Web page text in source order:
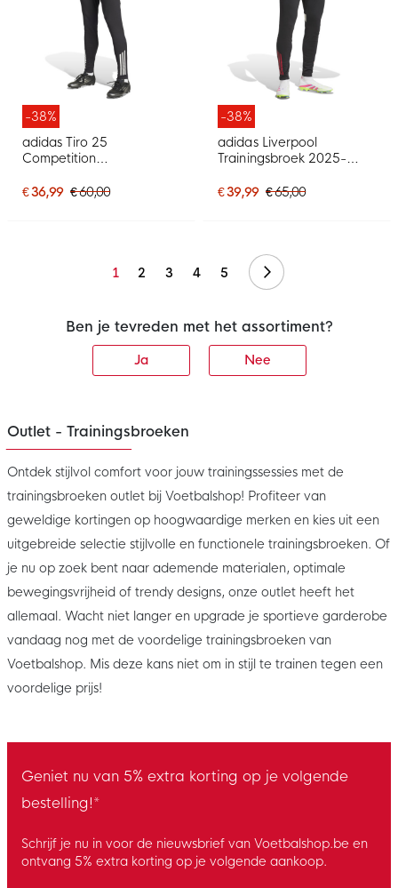
-38%
adidas Tiro 25
Competition
Grijs
€ 36,99 € 60,00
-38%
adidas Liverpool
Trainingsbroek 2025-
€ 39,99 € 65,00
1 2 3 4 5 Volgende
Ben je tevreden met het assortiment?
Ja Nee
Outlet - Trainingsbroeken
Ontdek stijlvol comfort voor jouw trainingssessies met de
trainingsbroeken outlet bij Voetbalshop! Profiteer van
geweldige kortingen op hoogwaardige merken en kies uit een
uitgebreide selectie stijlvolle en functionele trainingsbroeken. Of
je nu op zoek bent naar ademende materialen, optimale
bewegingsvrijheid of trendy designs, onze outlet heeft het
allemaal. Wacht niet langer en upgrade je sportieve garderobe
vandaag nog met de voordelige trainingsbroeken van
Voetbalshop. Mis deze kans niet om in stijl te trainen tegen een
voordelige prijs!
Geniet nu van 5% extra korting op je volgende
bestelling!*
Schrijf je nu in voor de nieuwsbrief van Voetbalshop.be en
ontvang 5% extra korting op je volgende aankoop.